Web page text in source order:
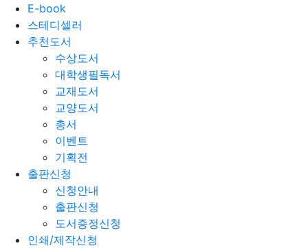
E-book
스테디셀러
추천도서
수상도서
대학생필독서
교재도서
교양도서
총서
이벤트
기획전
출판신청
신청안내
출판신청
도서증정신청
인쇄/제작신청